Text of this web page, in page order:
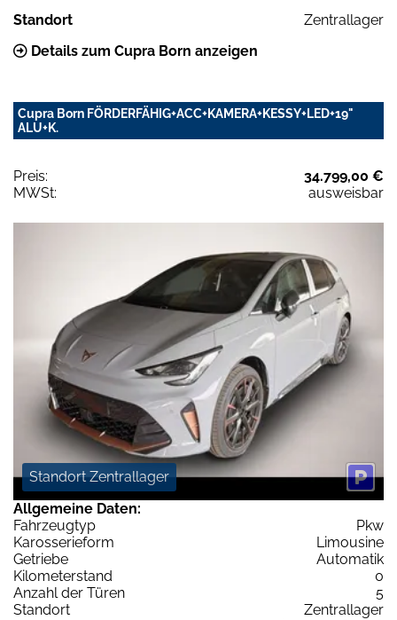
Standort
Zentrallager
Details zum Cupra Born anzeigen
Cupra Born FÖRDERFÄHIG+ACC+KAMERA+KESSY+LED+19"
ALU+K.
Preis:
34.799,00 €
MWSt:
ausweisbar
Standort Zentrallager
Allgemeine Daten:
Fahrzeugtyp
Pkw
Karosserieform
Limousine
Getriebe
Automatik
Kilometerstand
0
Anzahl der Türen
5
Standort
Zentrallager